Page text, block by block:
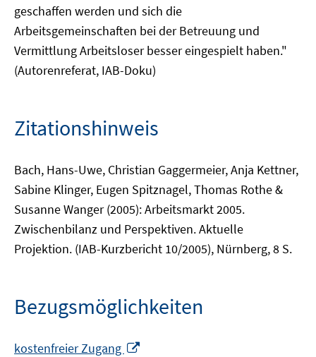
geschaffen werden und sich die
Arbeitsgemeinschaften bei der Betreuung und
Vermittlung Arbeitsloser besser eingespielt haben."
(Autorenreferat, IAB-Doku)
Zitationshinweis
Bach, Hans-Uwe, Christian Gaggermeier, Anja Kettner,
Sabine Klinger, Eugen Spitznagel, Thomas Rothe &
Susanne Wanger (2005): Arbeitsmarkt 2005.
Zwischenbilanz und Perspektiven. Aktuelle
Projektion. (IAB-Kurzbericht 10/2005), Nürnberg, 8 S.
Bezugsmöglichkeiten
kostenfreier Zugang